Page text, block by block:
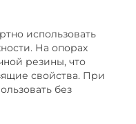
использовать
На опорах
резины, что
свойства. При
без